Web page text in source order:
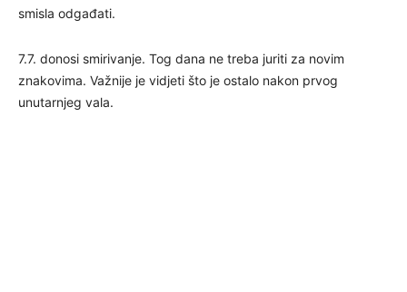
smisla odgađati.
7.7. donosi smirivanje. Tog dana ne treba juriti za novim
znakovima. Važnije je vidjeti što je ostalo nakon prvog
unutarnjeg vala.